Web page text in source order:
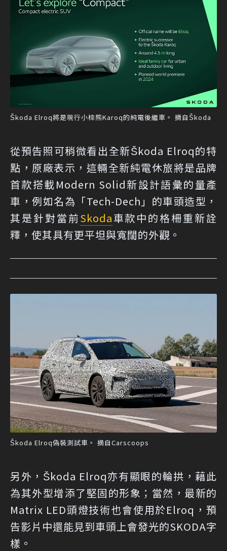
Škoda Elroq將是現行小棕熊Karoq的純電後繼車。 摘自Škoda
從預告照可稍微看出全新Škoda Elroq的特
點，原廠表示，這輛全新純電休旅將是品牌
首款搭載Modern Solid新設計語彙的量產
車，例如名為「Tech-Dech」的車頭造型，
其是針對當前Skoda車款中的格柵重新詮
釋，使其具有更平坦與寬闊的外觀。
Škoda Elroq偽裝測試車。 摘自Carscoops
另外，Škoda Elroq亦有顯眼的輪拱，藉此
為其外型增添了堅固的形象；當然，最新的
Matrix LED頭燈技術也會使用於Elroq，預
告影片中還能見到車頭上會發光的SKODA字
樣。